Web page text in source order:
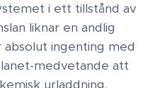
i ett tillstånd av
liknar en andlig
ingenting med
medvetande att
urladdning.